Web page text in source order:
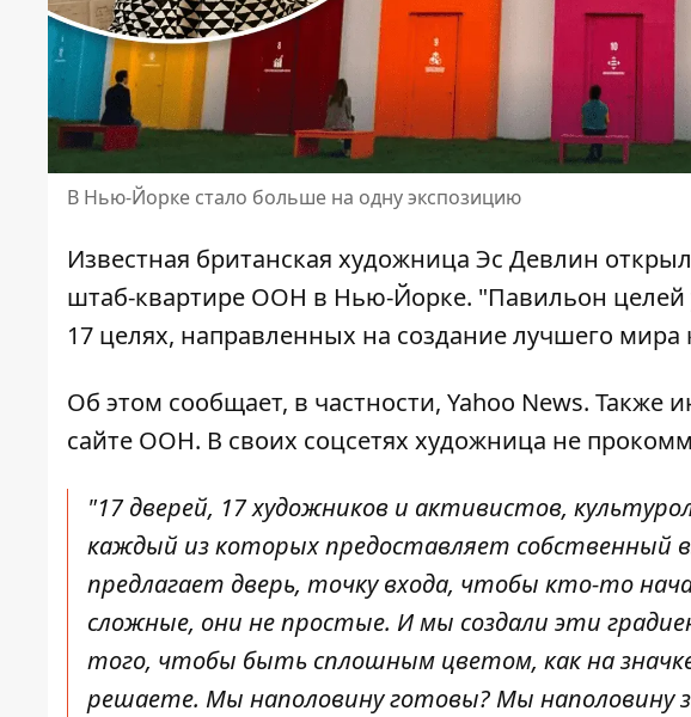
В Нью-Йорке стало больше на одну экспозицию
Известная британская художница Эс Девлин
штаб-квартире ООН в Нью-Йорке. "Павильон целей
17 целях, направленных на создание лучшего мира
Об этом сообщает, в частности, Yahoo News. Также
сайте ООН. В своих соцсетях художница не
"17 дверей, 17 художников и активистов,
каждый из которых предоставляет собственный
предлагает дверь, точку входа, чтобы кто-то
сложные, они не простые. И мы создали эти
того, чтобы быть сплошным цветом, как на
решаете. Мы наполовину готовы? Мы наполовину